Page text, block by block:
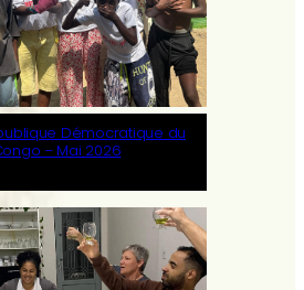
Démocratique du
– Mai 2026